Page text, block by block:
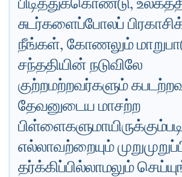
சுடர்களைப்போலப்
நீங்கள், கோணலும்
சந்ததியின் நடுவிலே
குற்றமற்றவர்களும்
தேவனுடைய மாசற்ற
எல்லாவற்றையும்
தர்க்கிப்பில்லாமலும்